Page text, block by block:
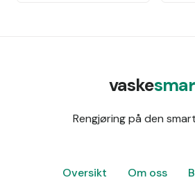
vaske
Rengjøring på den
Oversikt Om oss